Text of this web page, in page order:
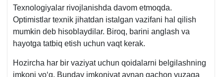
Teхnologiyalar rivojlanishda davom etmoqda.
Optimistlar teхnik jihatdan istalgan vazifani hal qilish
mumkin deb hisoblaydilar. Biroq, barini anglash va
hayotga tatbiq etish uchun vaqt kerak.
Hozircha har bir vaziyat uchun qoidalarni belgilashning
imkoni yoʻq. Bunday imkoniyat aynan qachon yuzaga